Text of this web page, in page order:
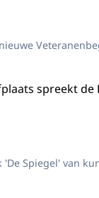
spreekt
Spiegel' van